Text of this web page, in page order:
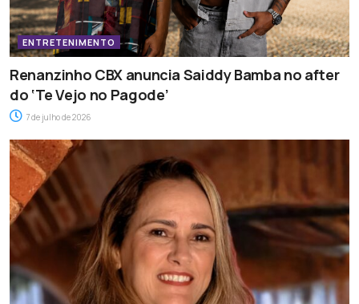
ENTRETENIMENTO
Renanzinho CBX anuncia Saiddy Bamba no after
do ‘Te Vejo no Pagode’
7 de julho de 2026